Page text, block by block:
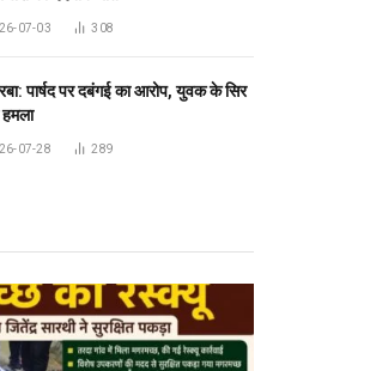
07-03 308
पार्षद पर दबंगई का आरोप, युवक के सिर
07-28 289